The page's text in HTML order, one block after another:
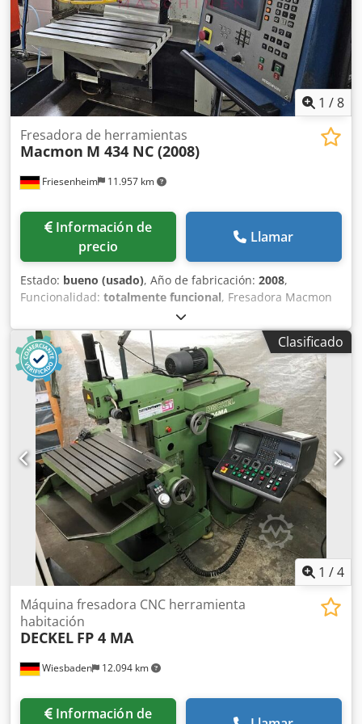
1 /8
Friesenheim 11.957 km
Fresadora de herramientas
Macmon M 434 NC (2008)
Información de
precio
Llamar
Estado: bueno (usado), Año de fabricación: 2008,
Funcionalidad: totalmente funcional, Fresadora Macmon
M 434 NC Fabricante: Macmon Tipo: 434 NC Mando:
Heidenhain TNC 128 Año de fabricación: 2008 Estado:
usada Eje X: 400 mm Eje Y: 250 mm Eje Z: 400 mm
Superficie de sujeción 600 x 320 mm Accionamiento
principal: motor CA kW 3 Rango de velocidad: Vertical
continua 30 - 6300 Horizontal sin escalonamientos 0 - 4200
- Avance 0 - 10 m/min Portaherramientas ISO 40 Tensión
de servicio 400 / 50 Volt / Hz Dedoy Egccspfx Aagsck
Tensión de control 24V Peso 1200 kg Volumen de
suministro - Documentación - Pies de la máquina - Sistema
de refrigeración - Protección del husillo - Luz de la
máquina - Volante HR410 - Husillo horizontal Contraapoyo
Clasificado
1 /4
Wiesbaden 12.094 km
Máquina fresadora CNC herramienta
habitación
DECKEL FP 4 MA
Información de